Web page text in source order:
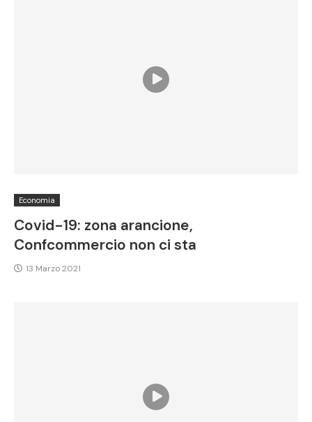
Economia
Covid-19: zona arancione,
Confcommercio non ci sta
13 Marzo 2021